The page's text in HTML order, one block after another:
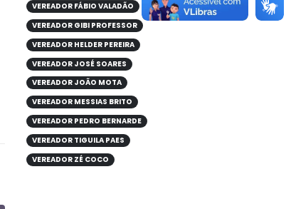
VEREADOR FÁBIO VALADÃO
VEREADOR GIBI PROFESSOR
VEREADOR HELDER PEREIRA
VEREADOR JOSÉ SOARES
VEREADOR JOÃO MOTA
VEREADOR MESSIAS BRITO
VEREADOR PEDRO BERNARDE
VEREADOR TIGUILA PAES
VEREADOR ZÉ COCO